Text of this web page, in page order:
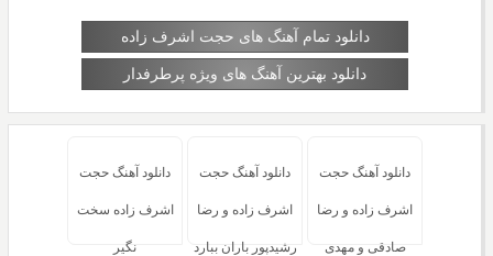
دانلود تمام آهنگ های حجت اشرف زاده
دانلود بهترین آهنگ های ویژه پرطرفدار
دانلود آهنگ حجت
اشرف زاده و رضا
صادقی و مهدی
دانلود آهنگ حجت
اشرف زاده و رضا
رشیدپور باران ببارد
دانلود آهنگ حجت
اشرف زاده سخت
نگیر